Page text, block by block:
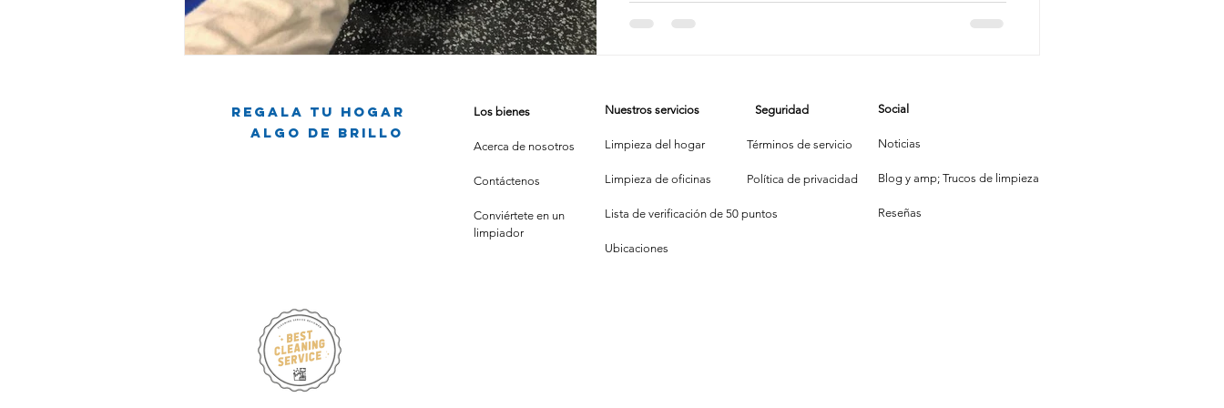
Viviendo en un apartamento Limpieza de Alfombras Texas Cleaning Services
Mitos de Limpieza Consejos de Limpieza Estacionales
Tostadora
Regala tu hogar
Algo de brillo
Los bienes
Acerca de nosotros
Contáctenos
Conviértete en un
limpiador
Nuestros servicios
Limpieza del hogar
Limpieza de oficinas
Lista de verificación de 50 puntos
Ubicaciones
Seguridad
Términos de servicio
Política de privacidad
Social
Noticias
Blog y amp; Trucos de limpieza
Reseñas